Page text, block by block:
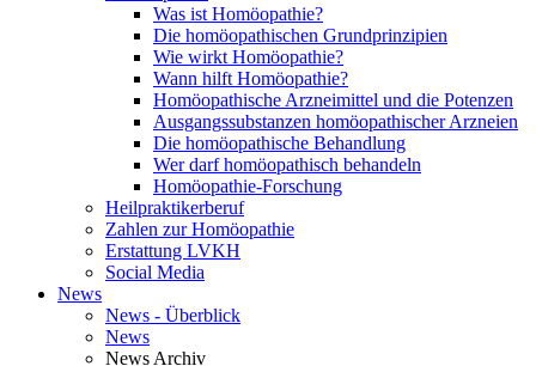
Was ist Homöopathie?
Die homöopathischen Grundprinzipien
Wie wirkt Homöopathie?
Wann hilft Homöopathie?
Homöopathische Arzneimittel und die Potenzen
Ausgangssubstanzen homöopathischer Arzneien
Die homöopathische Behandlung
Wer darf homöopathisch behandeln
Homöopathie-Forschung
Heilpraktikerberuf
Zahlen zur Homöopathie
Erstattung LVKH
Social Media
News
News - Überblick
News
News Archiv